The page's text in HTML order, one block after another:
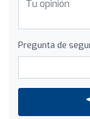
Pregunta de